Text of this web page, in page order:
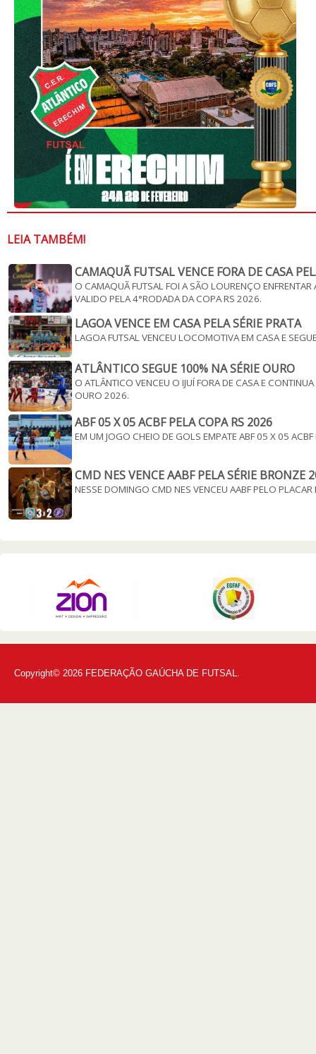
LEIA TAMBÉM!
CAMAQUÃ FUTSAL VENCE FORA DE CASA
O CAMAQUÃ FUTSAL FOI A SÃO LOURENÇO
VALIDO PELA 4°RODADA DA COPA RS 2026.
LAGOA VENCE EM CASA PELA SÉRIE PRATA
LAGOA FUTSAL VENCEU LOCOMOTIVA EM CASA E
ATLÂNTICO SEGUE 100% NA SÉRIE OURO
O ATLÂNTICO VENCEU O IJUÍ FORA DE CASA E
OURO 2026.
ABF 05 X 05 ACBF PELA COPA RS 2026
EM UM JOGO CHEIO DE GOLS EMPATE ABF 05 X 05
CMD NES VENCE AABF PELA SÉRIE BRONZE
NESSE DOMINGO CMD NES VENCEU AABF PELO
Copyright© 2026 FEDERAÇÃO GAÚCHA DE FUTSAL.